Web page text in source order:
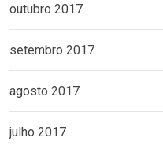
outubro 2017
setembro 2017
agosto 2017
julho 2017